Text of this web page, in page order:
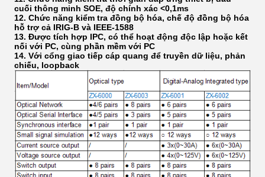
cuối thông minh SOE, độ chính xác <0,1ms
12. Chức năng kiểm tra đồng bộ hóa, chế độ đồng bộ hóa
hỗ trợ cả IRIG-B và IEEE-1588
13. Được tích hợp IPC, có thể hoạt động độc lập hoặc kết
nối với PC, cùng phần mềm với PC
14. Với cổng giao tiếp cáp quang để truyền dữ liệu, phản
chiếu, loopback